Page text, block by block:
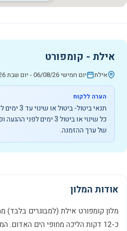
אילת - קומפורט
אילת יום חמישי 06/08/26 - יום שבת 08/08/26
הערה ללקוח
תנאי ביטול-
כל שינוי או ביטול 3 ימים
של ערך ההזמנה.
אודות המלון
מלון קומפורט אילת (למבוגרים בלבד)
כ-12 דקות הליכה מחופי הים האדום.